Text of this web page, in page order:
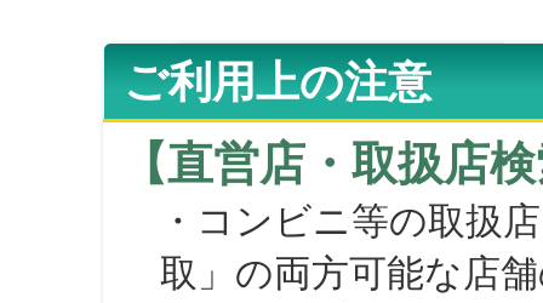
ご利用上の注意
【直営店・取扱店
・コンビニ等の取扱
取」の両方可能な店